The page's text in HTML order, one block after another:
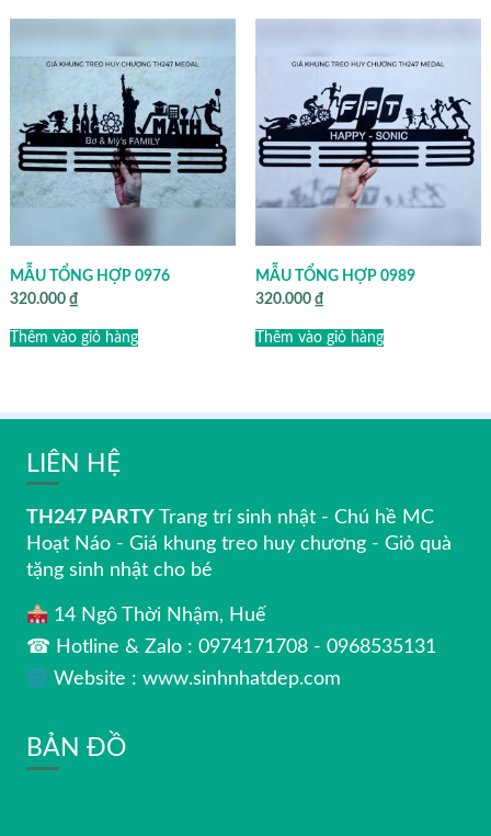
MẪU TỔNG HỢP 0976
320.000 ₫
Thêm vào giỏ hàng
MẪU TỔNG HỢP 0989
320.000 ₫
Thêm vào giỏ hàng
LIÊN HỆ
TH247 PARTY Trang trí sinh nhật - Chú hề MC
Hoạt Náo - Giá khung treo huy chương - Giỏ quà
tặng sinh nhật cho bé
14 Ngô Thời Nhậm, Huế
☎ Hotline & Zalo : 0974171708 - 0968535131
Website : www.sinhnhatdep.com
BẢN ĐỒ